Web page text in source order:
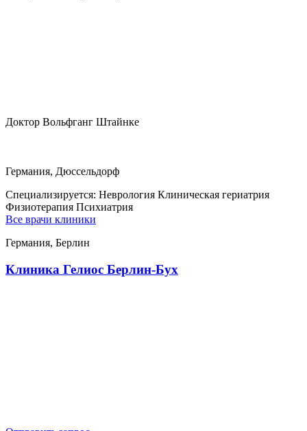
Доктор Вольфганг Штайнке
Германия, Дюссельдорф
Специализируется: Неврология Клиническая гериатрия
Физиотерапия Психиатрия
Все врачи клиники
Германия, Берлин
Клиника Гелиос Берлин-Бух